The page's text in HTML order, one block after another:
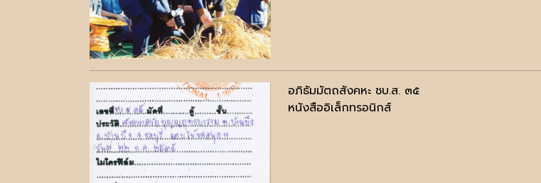
อภิธัมมัตถสังคหะ ชบ.ส. ๓๕
หนังสืออิเล็กทรอนิกส์